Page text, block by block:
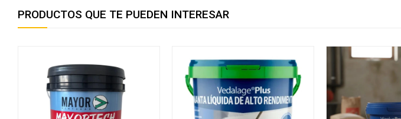
PRODUCTOS QUE TE PUEDEN INTERESAR